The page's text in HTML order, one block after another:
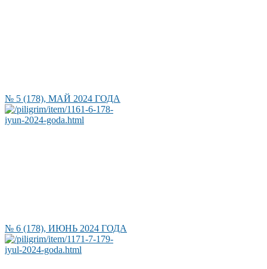
№ 5 (178), МАЙ 2024 ГОДА
№ 6 (178), ИЮНЬ 2024 ГОДА